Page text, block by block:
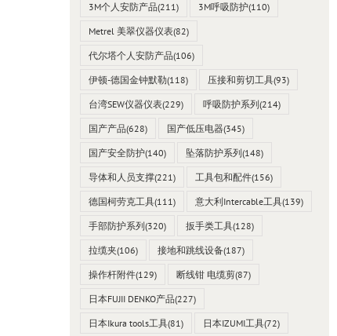
3M个人安防产品(211) 3M呼吸防护(110)
Metrel 美翠仪器仪表(82)
代尔塔个人安防产品(106)
伊顿-德国金钟默勒(118) 压接和剪切工具(93)
台湾SEW仪器仪表(229) 呼吸防护系列(214)
国产产品(628) 国产低压电器(345)
国产安全防护(140) 坠落防护系列(148)
导体和人员支撑(221) 工具包和配件(156)
德国柯劳克工具(111) 意大利Intercable工具(139)
手部防护系列(320) 扳手类工具(128)
拉缆夹(106) 接地和跳线设备(187)
操作杆附件(129) 断线钳 电缆剪(87)
日本FUJII DENKO产品(227)
日本Ikura tools工具(81) 日本IZUMI工具(72)